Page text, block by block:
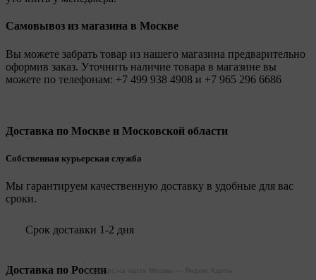
Самовывоз из магазина в Москве
Вы можете забрать товар из нашего магазина предварительно
оформив заказ. Уточнить наличие товара в магазине вы
можете по телефонам: +7 499 938 4908 и +7 965 296 6686
Доставка по Москве и Московской области
Собственная курьерская служба
Мы гарантируем качественную доставку в удобные для вас
сроки.
Срок доставки 1-2 дня
Доставка по РоссииLegionpc на карте Москвы — Яндекс Карты